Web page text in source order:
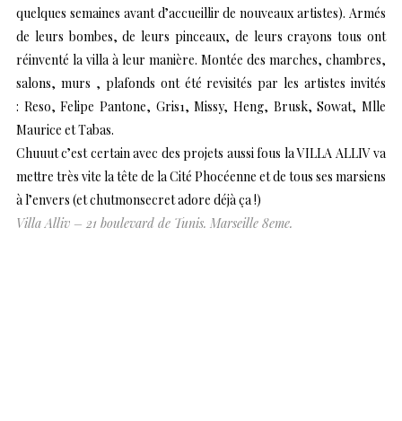
quelques semaines avant d’accueillir de nouveaux artistes). Armés
de leurs bombes, de leurs pinceaux, de leurs crayons tous ont
réinventé la villa à leur manière. Montée des marches, chambres,
salons, murs , plafonds ont été revisités par les artistes invités
: Reso, Felipe Pantone, Gris1, Missy, Heng, Brusk, Sowat, Mlle
Maurice et Tabas.
Chuuut c’est certain avec des projets aussi fous la VILLA ALLIV va
mettre très vite la tête de la Cité Phocéenne et de tous ses marsiens
à l’envers (et chutmonsecret adore déjà ça !)
Villa Alliv – 21 boulevard de Tunis. Marseille 8eme.